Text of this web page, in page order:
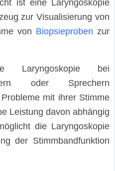
ist eine Laryngoskopie
zur Visualisierung von
von Biopsieproben zur
Laryngoskopie bei
oder Sprechern
mit ihrer Stimme
Leistung davon abhängig
die Laryngoskopie
der Stimmbandfunktion